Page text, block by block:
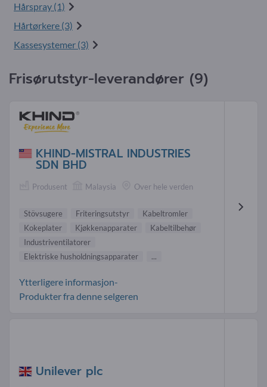
Hårspray (1)
Hårtørkere (3)
Kassesystemer (3)
Frisørutstyr-leverandører (9)
KHIND-MISTRAL INDUSTRIES
SDN BHD
Produsent Malaysia Over hele verden
Stövsugere Friteringsutstyr
Kabeltromler
Kokeplater
Kjøkkenapparater
Kabeltilbehør
Industriventilatorer
Elektriske husholdningsapparater
...
Ytterligere informasjon-
Produkter fra denne selgeren
Unilever plc